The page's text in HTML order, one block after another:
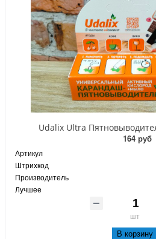
Udalix Ultra
164 руб
Артикул
Штрихкод
Производитель
Лучшее
шт
В корзину